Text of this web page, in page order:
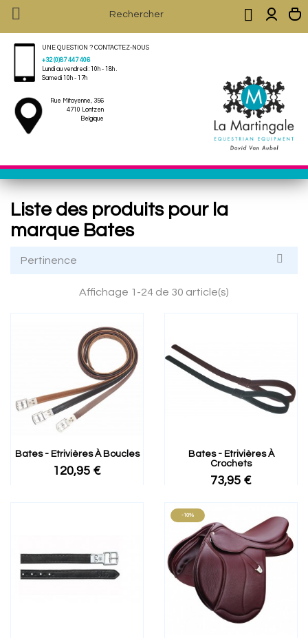
 
UNE QUESTION ? CONTACTEZ-NOUS
+32 (0)87 447 406
Lundi au vendredi : 10h - 18h .
Samedi 10h - 17h
Rue Mitoyenne, 356
4710 Lontzen
Belgique
Liste des produits pour la
marque Bates
Pertinence 
Affichage 1-24 de 30 article(s)
Bates - Etrivières À Boucles
120,95 €
Bates - Etrivières À
Crochets
73,95 €
-10%